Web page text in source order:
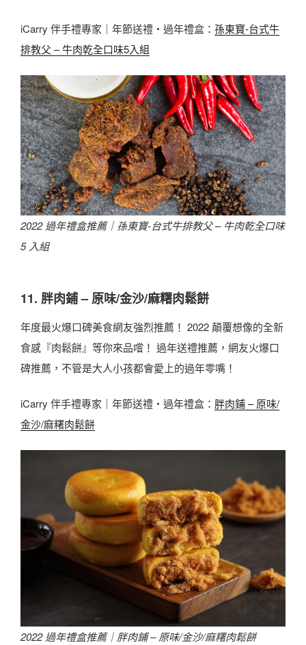
iCarry 伴手禮專家｜年節送禮・過年禮盒： 孫東寶-台式牛
排教父 – 牛肉乾全口味5入組
2022 過年禮盒推薦｜ 孫東寶-台式牛排教父 – 牛肉乾全口味
5 入組
11. 胖肉鋪 – 原味/金沙/麻糬肉鬆餅
年度最火爆口碑美食網友強烈推薦！ 2022 顛覆想像的全新
食感『肉鬆餅』等你來品嚐！ 過年送禮推薦，網友火爆口
碑推薦，不管是大人小孩都會愛上的過年零嘴！
iCarry 伴手禮專家｜年節送禮・過年禮盒： 胖肉鋪 – 原味/
金沙/麻糬肉鬆餅
2022 過年禮盒推薦｜胖肉鋪 – 原味/金沙/麻糬肉鬆餅